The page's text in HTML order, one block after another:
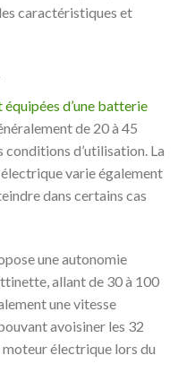
caractéristiques et
équipées d’une batterie
de 20 à 45
conditions d’utilisation. La
varie également
dans certains cas
une autonomie
allant de 30 à 100
une vitesse
avoisiner les 32
moteur électrique lors du